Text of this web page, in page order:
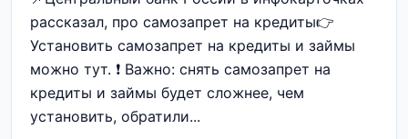
рассказал, про самозапрет на кредиты👉
Установить самозапрет на кредиты и займы
можно тут. ❗️ Важно: снять самозапрет на
кредиты и займы будет сложнее, чем
установить, обратили...